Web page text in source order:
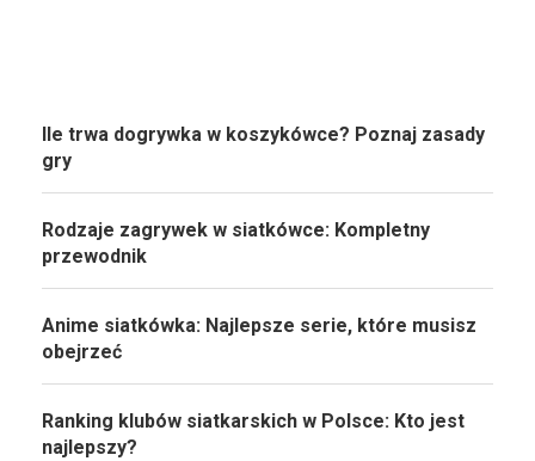
Ile trwa dogrywka w koszykówce? Poznaj zasady
gry
Rodzaje zagrywek w siatkówce: Kompletny
przewodnik
Anime siatkówka: Najlepsze serie, które musisz
obejrzeć
Ranking klubów siatkarskich w Polsce: Kto jest
najlepszy?